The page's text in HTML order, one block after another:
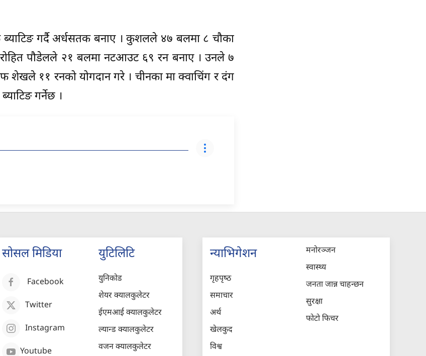
गर्दै अर्धसतक बनाए । कुशलले ४७ बलमा ८ चौका
पौडेलले २१ बलमा नटआउट ६९ रन बनाए । उनले ७
शेखले ११ रनको योगदान गरे । चीनका मा क्वाचिंग र दंग
गर्नेछ ।
सोसल मिडिया
Facebook
Twitter
Instagram
Youtube
युटिलिटि
युनिकोड
शेयर क्यालकुलेटर
ईएमआई क्यालकुलेटर
ल्यान्ड क्यालकुलेटर
वजन क्यालकुलेटर
न्याभिगेशन
गृहपृष्‍ठ
समाचार
अर्थ
खेलकुद
विश्व
मनोरञ्जन
स्वास्थ्य
जनता जान्न चाहन्छन
सुरक्षा
फोटो फिचर